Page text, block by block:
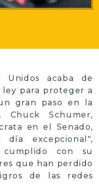
Unidos acaba de
para proteger a
gran paso en la
Chuck Schumer,
en el Senado,
excepcional",
con su
que han perdido
de las redes